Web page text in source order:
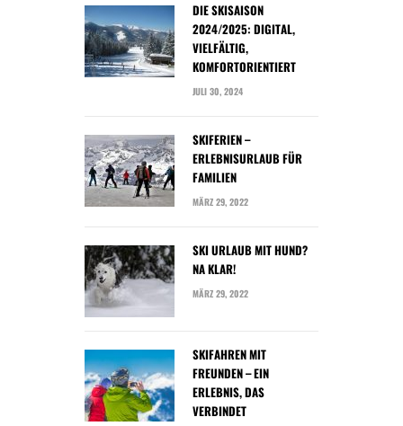
DIE SKISAISON
2024/2025: DIGITAL,
VIELFÄLTIG,
KOMFORTORIENTIERT
JULI 30, 2024
SKIFERIEN –
ERLEBNISURLAUB FÜR
FAMILIEN
MÄRZ 29, 2022
SKI URLAUB MIT HUND?
NA KLAR!
MÄRZ 29, 2022
SKIFAHREN MIT
FREUNDEN – EIN
ERLEBNIS, DAS
VERBINDET